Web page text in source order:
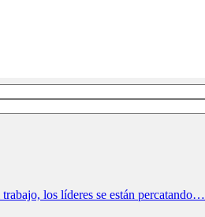
los líderes se están percatando…